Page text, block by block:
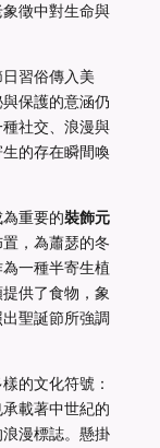
徵中對生命與
習俗傳入美
保護的意涵仍
社交、浪漫與
的存在瞬間喚
重要的裝飾元
，為蕭瑟的冬
一種半寄生植
供了食物，象
聖誕節所強調
的文化符號：
載著中世紀的
漫標誌。懸掛